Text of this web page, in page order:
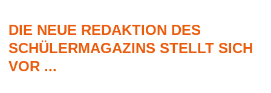
DIE NEUE REDAKTION DES
SCHÜLERMAGAZINS STELLT SICH
VOR ...